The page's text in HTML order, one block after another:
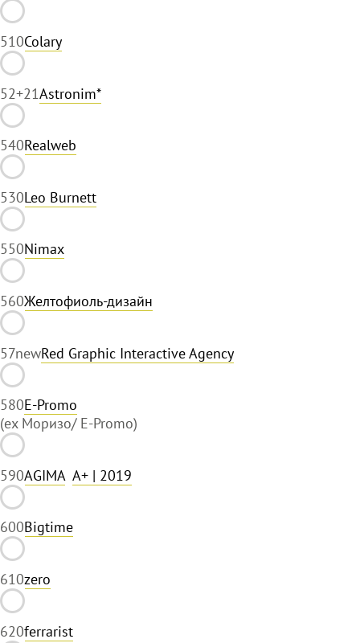
510Colary
52+21Astronim*
540Realweb
530Leo Burnett
550Nimax
560Желтофиоль-дизайн
57newRed Graphic Interactive Agency
580E-Promo
(ex Моризо/ E-Promo)
590AGIMA A+ | 2019
600Bigtime
610zero
620ferrarist